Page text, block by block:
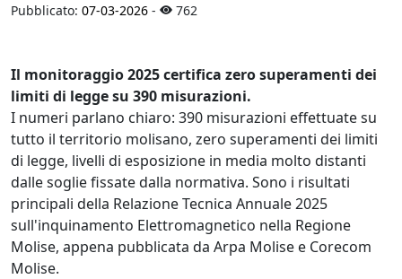
Pubblicato: 07-03-2026 - 762
Il monitoraggio 2025 certifica zero superamenti dei
limiti di legge su 390 misurazioni.
I numeri parlano chiaro: 390 misurazioni effettuate su
tutto il territorio molisano, zero superamenti dei limiti
di legge, livelli di esposizione in media molto distanti
dalle soglie fissate dalla normativa. Sono i risultati
principali della Relazione Tecnica Annuale 2025
sull'inquinamento Elettromagnetico nella Regione
Molise, appena pubblicata da Arpa Molise e Corecom
Molise.